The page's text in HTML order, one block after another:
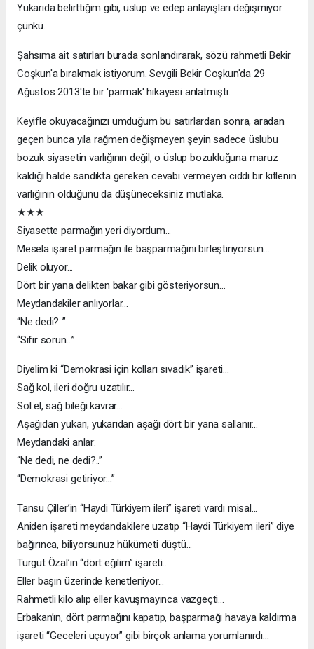
Yukarıda belirttiğim gibi, üslup ve edep anlayışları değişmiyor
çünkü.
Şahsıma ait satırları burada sonlandırarak, sözü rahmetli Bekir
Coşkun'a bırakmak istiyorum. Sevgili Bekir Coşkun'da 29
Ağustos 2013'te bir 'parmak' hikayesi anlatmıştı.
Keyifle okuyacağınızı umduğum bu satırlardan sonra, aradan
geçen bunca yıla rağmen değişmeyen şeyin sadece üslubu
bozuk siyasetin varlığının değil, o üslup bozukluğuna maruz
kaldığı halde sandıkta gereken cevabı vermeyen ciddi bir kitlenin
varlığının olduğunu da düşüneceksiniz mutlaka.
★★★
Siyasette parmağın yeri diyordum...
Mesela işaret parmağın ile başparmağını birleştiriyorsun...
Delik oluyor...
Dört bir yana delikten bakar gibi gösteriyorsun...
Meydandakiler anlıyorlar...
“Ne dedi?..”
“Sıfır sorun...”
Diyelim ki “Demokrasi için kolları sıvadık” işareti...
Sağ kol, ileri doğru uzatılır...
Sol el, sağ bileği kavrar...
Aşağıdan yukarı, yukarıdan aşağı dört bir yana sallanır...
Meydandaki anlar:
“Ne dedi, ne dedi?..”
“Demokrasi getiriyor...”
Tansu Çiller’in “Haydi Türkiyem ileri” işareti vardı misal...
Aniden işareti meydandakilere uzatıp “Haydi Türkiyem ileri” diye
bağırınca, biliyorsunuz hükümeti düştü...
Turgut Özal’ın “dört eğilim” işareti...
Eller başın üzerinde kenetleniyor...
Rahmetli kilo alıp eller kavuşmayınca vazgeçti...
Erbakan’ın, dört parmağını kapatıp, başparmağı havaya kaldırma
işareti “Geceleri uçuyor” gibi birçok anlama yorumlanırdı...